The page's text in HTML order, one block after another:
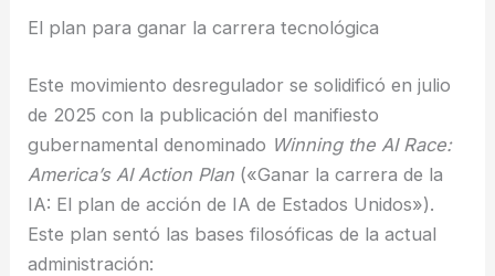
El plan para ganar la carrera tecnológica
Este movimiento desregulador se solidificó en julio
de 2025 con la publicación del manifiesto
gubernamental denominado Winning the AI Race:
America’s AI Action Plan («Ganar la carrera de la
IA: El plan de acción de IA de Estados Unidos»).
Este plan sentó las bases filosóficas de la actual
administración: